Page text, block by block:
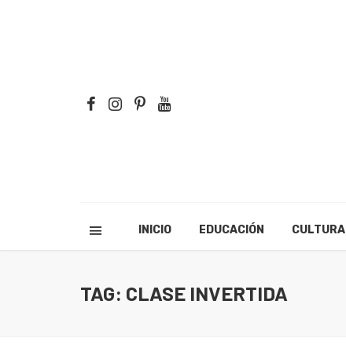
INICIO EDUCACIÓN CULTURA
TAG: CLASE INVERTIDA